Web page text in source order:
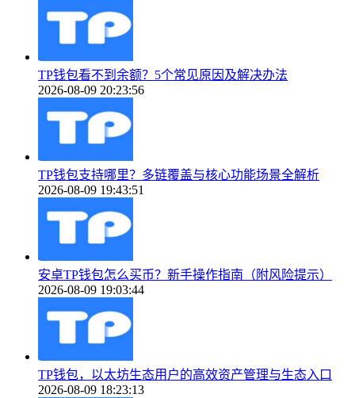
TP钱包看不到余额？5个常见原因及解决办法
2026-08-09 20:23:56
TP钱包支持哪里？多链覆盖与核心功能场景全解析
2026-08-09 19:43:51
安卓TP钱包怎么买币？新手操作指南（附风险提示）
2026-08-09 19:03:44
TP钱包，以太坊生态用户的高效资产管理与生态入口
2026-08-09 18:23:13